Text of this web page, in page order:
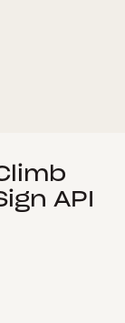
API